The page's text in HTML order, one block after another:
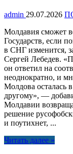
admin 29.07.2026
Молдавия сможет
Государств, если
в СНГ изменится,
Сергей Лебедев.
он ответил на
неоднократно, и
Молдова осталась
другому», —
Молдавии
решение
и поутихнет, ...
Читать далее »